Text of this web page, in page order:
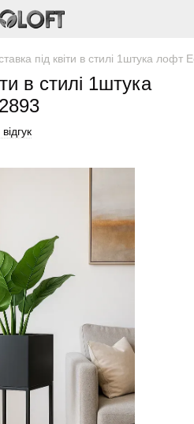
під квіти в стилі 1штука лофт
в стилі 1штука